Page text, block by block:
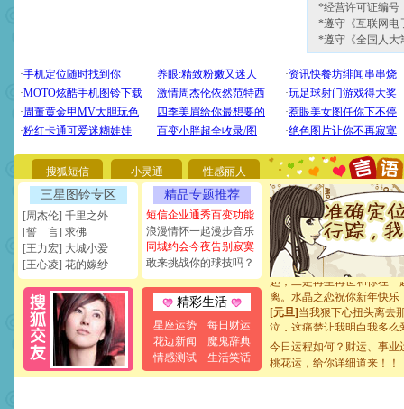
*经营许可证编号
*遵守《互联网电
*遵守《全国人大
搜狐短信 小灵通 性感丽人
三星图铃专区
[周杰伦] 千里之外
[誓 言] 求佛
[王力宏] 大城小爱
[王心凌] 花的嫁纱
精品专题推荐
短信企业通秀百变功能
浪漫情怀一起漫步音乐
同城约会今夜告别寂寞
敢来挑战你的球技吗？
精彩生活
星座运势
每日财运
花边新闻
魔鬼辞典
情感测试
生活笑话
[圣诞节] 圣诞节到了，想想
你太多，只有给你五千万
要平安！千万要知足！千
[圣诞节]不只这样的日子才
天都要快乐噢!
[圣诞节]奉上一颗祝福的心,
如意,快乐,鲜花,一切美好的
[元旦]看到你我会触电；看
断电。爱你是我职业，想
你是我专业！水晶之恋祝你
[元旦]如果上天让我许三个
起；二是再生再世和你在
离。水晶之恋祝你新年快乐
[元旦]当我狠下心扭头离去
泣，这痛楚让我明白我多
卖了。水晶之恋祝你新年快
[春节]风柔雨润好月圆，半
颜！冬去春来似水如烟，
道一声平安！新年吉祥万事
今日运程如何？财运、事业
桃花运，给你详细道来！！